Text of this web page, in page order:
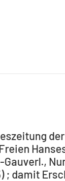
; damit